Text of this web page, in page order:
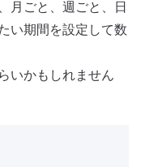
月ごと、週ごと、日
い期間を設定して数
いかもしれません